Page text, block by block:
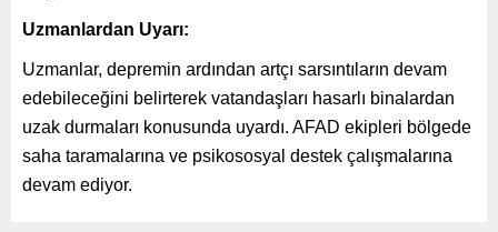
Uzmanlardan Uyarı:
Uzmanlar, depremin ardından artçı sarsıntıların devam
edebileceğini belirterek vatandaşları hasarlı binalardan
uzak durmaları konusunda uyardı. AFAD ekipleri bölgede
saha taramalarına ve psikososyal destek çalışmalarına
devam ediyor.